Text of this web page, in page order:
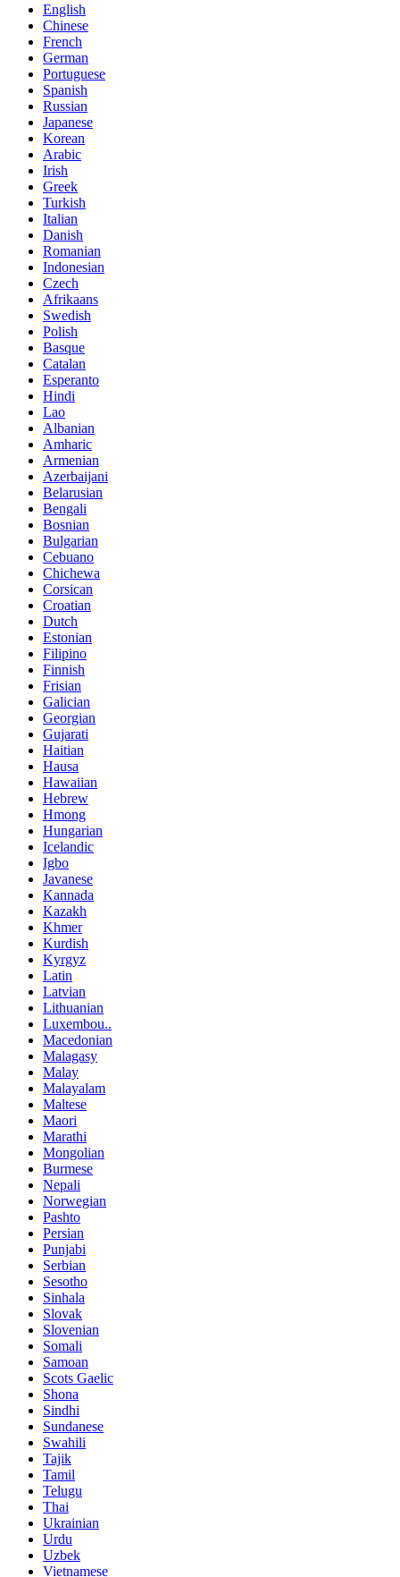
English
Chinese
French
German
Portuguese
Spanish
Russian
Japanese
Korean
Arabic
Irish
Greek
Turkish
Italian
Danish
Romanian
Indonesian
Czech
Afrikaans
Swedish
Polish
Basque
Catalan
Esperanto
Hindi
Lao
Albanian
Amharic
Armenian
Azerbaijani
Belarusian
Bengali
Bosnian
Bulgarian
Cebuano
Chichewa
Corsican
Croatian
Dutch
Estonian
Filipino
Finnish
Frisian
Galician
Georgian
Gujarati
Haitian
Hausa
Hawaiian
Hebrew
Hmong
Hungarian
Icelandic
Igbo
Javanese
Kannada
Kazakh
Khmer
Kurdish
Kyrgyz
Latin
Latvian
Lithuanian
Luxembou..
Macedonian
Malagasy
Malay
Malayalam
Maltese
Maori
Marathi
Mongolian
Burmese
Nepali
Norwegian
Pashto
Persian
Punjabi
Serbian
Sesotho
Sinhala
Slovak
Slovenian
Somali
Samoan
Scots Gaelic
Shona
Sindhi
Sundanese
Swahili
Tajik
Tamil
Telugu
Thai
Ukrainian
Urdu
Uzbek
Vietnamese